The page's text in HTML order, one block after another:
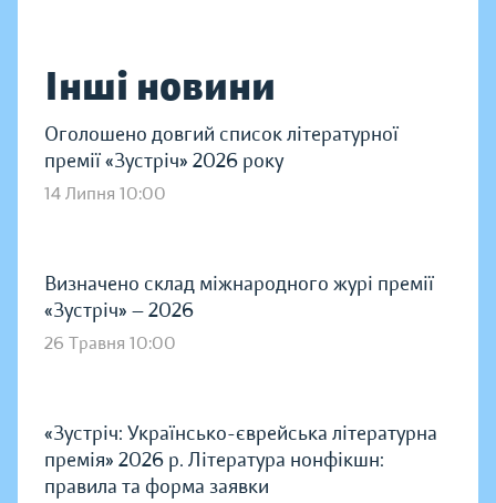
Інші новини
Оголошено довгий список літературної
премії «Зустріч» 2026 року
14 Липня 10:00
Визначено склад міжнародного журі премії
«Зустріч» — 2026
26 Травня 10:00
«Зустріч: Українсько-єврейська літературна
премія» 2026 р. Література нонфікшн:
правила та форма заявки